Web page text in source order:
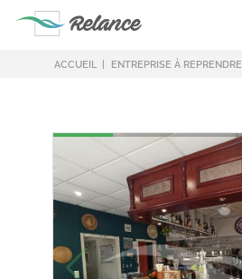
ACCUEIL ENTREPRISE À REPRENDRE